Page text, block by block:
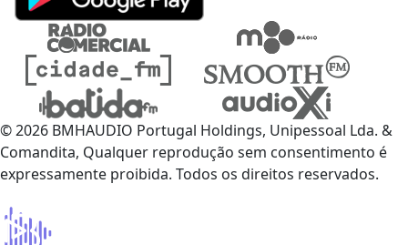
© 2026 BMHAUDIO Portugal Holdings, Unipessoal Lda. &
Comandita, Qualquer reprodução sem consentimento é
expressamente proibida. Todos os direitos reservados.